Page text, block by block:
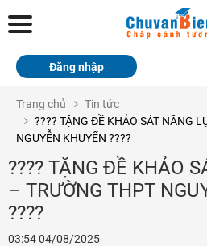
Chuvanbien.vn
Trang chủ
Sách
Thi Online
Tài liệu miễn phí
Học sinh xuất sắc
Đăng nhập
Trang chủ
Tin tức
???? TẶNG ĐỀ KHẢO SÁT NĂNG
NGUYỄN KHUYẾN ????
???? TẶNG ĐỀ KHẢO
– TRƯỜNG THPT
????
03:5404/08/2025